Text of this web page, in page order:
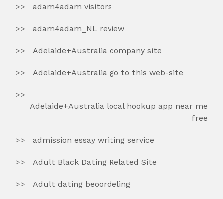
adam4adam visitors
adam4adam_NL review
Adelaide+Australia company site
Adelaide+Australia go to this web-site
Adelaide+Australia local hookup app near me
free
admission essay writing service
Adult Black Dating Related Site
Adult dating beoordeling